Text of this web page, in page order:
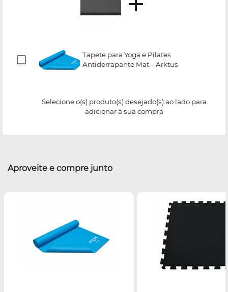
Tapete para Yoga e Pilates
Antiderrapante Mat – Arktus
Selecione o(s) produto(s) desejado(s) ao lado para
adicionar à sua compra
Aproveite e compre junto